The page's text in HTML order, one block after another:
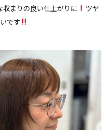
まりの良い仕上がりに
ツヤ
です